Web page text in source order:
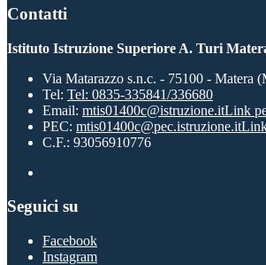
Contatti
Istituto Istruzione Superiore A. Turi
Via Matarazzo s.n.c. - 75100 - Matera
Tel: Tel: 0835-335841/336680
Email: mtis01400c@istruzione.itLink
PEC: mtis01400c@pec.istruzione.it
C.F.: 93056910776
Seguici su
Facebook
Instagram